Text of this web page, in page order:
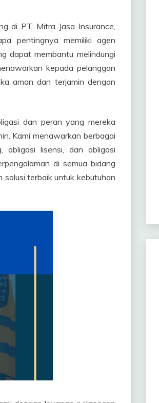
di PT. Mitra Jasa Insurance,
pentingnya memiliki agen
dapat membantu melindungi
kepada pelanggan
aman dan terjamin dengan
dan peran yang mereka
Kami menawarkan berbagai
obligasi lisensi, dan obligasi
di semua bidang
terbaik untuk kebutuhan